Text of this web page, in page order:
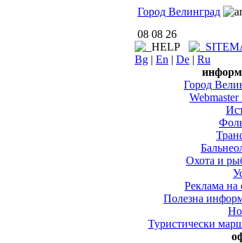
Город Велинград
08 08 26
Bg | En | De | Ru
Город
Охота и
Реклама на
Полезна
Туристически